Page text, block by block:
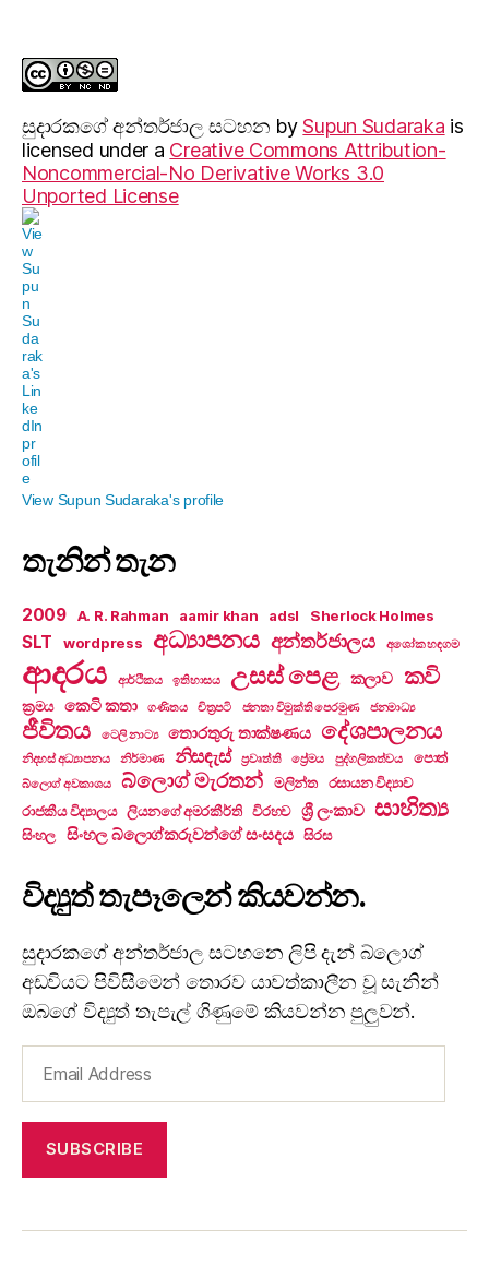
සුදාරක‍ගේ අන්තර්ජාල සටහන bySupun Sudaraka is
licensed under a Creative Commons Attribution-
Noncommercial-No Derivative Works 3.0
Unported License
View Supun Sudaraka's profile
තැනින් තැන
2009 A. R. Rahman aamir khan adsl Sherlock Holmes
SLT wordpress අධ්‍යාපනය අන්තර්ජාලය අශෝක හඳගම
ආදරය ආර්ථිකය ඉතිහාසය උසස් පෙළ කලාව කවි
ක්‍රමය කෙටි කතා ගණිතය චිත්‍රපටි ජනතා විමුක්ති පෙරමුණ ජනමාධ්‍ය
ජීවිතය ටෙලි නාට්‍ය තොරතුරු තාක්ෂණය දේශපාලනය
නිදහස් අධ්‍යාපනය නිර්මාණ නිසඳැස් ප්‍රවෘත්ති ප්‍රේමය පුද්ගලිකත්වය පොත්
බ්ලොග් අවකාශය බ්ලොග් මැරතන් මලින්ත
රසායන විද්‍යාව
රාජකීය විද්‍යාලය
ලියනගේ අමරකීර්ති විරහව ශ්‍රී ලංකාව සාහිත්‍ය
සිංහල සිංහල බ්ලොග්කරුවන්ගේ සංසදය සිරස
විද්‍යුත් තැපෑලෙන් කියවන්න.
සුදාරකගේ අන්තර්ජාල සටහනෙ ලිපි දැන් බ්ලොග්
අඩවියට පිවිසීමෙන් තොරව යාවත්කාලීන වූ සැනින්
ඔබගේ විද්‍යුත් තැපැල් ගිණුමේ කියවන්න පුලුවන්.
Address
SUBSCRIBE